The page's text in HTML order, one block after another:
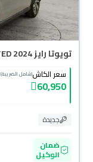
تويوتا رايز LIMITED 2024
سعر الكاش(شامل الضريبة)
60,950
جديدة
ضمان
الوكيل